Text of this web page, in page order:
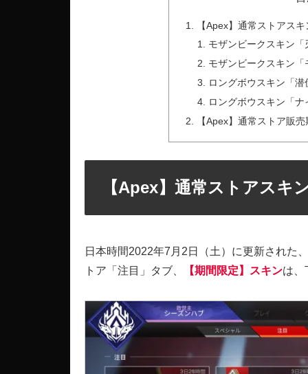
【Apex】通常ストアス
モザンビークスキン「
モザンビークスキン
ロングボウスキン「潜
ロングボウスキン「
【Apex】通常ストア販
【Apex】通常ストアスキ
日本時間2022年7月2日（土）に更新された
トア「注目」タブ、
【期間限定】スキンは、